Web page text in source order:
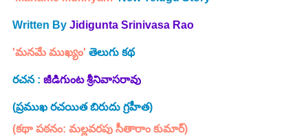
Written By Jidigunta Srinivasa Rao
'మనమే ముఖ్యం' తెలుగు కథ
రచన : జీడిగుంట శ్రీనివాసరావు
(ప్రముఖ రచయిత బిరుదు గ్రహీత)
(కథా పఠనం: మల్లవరపు సీతారాం కుమార్)